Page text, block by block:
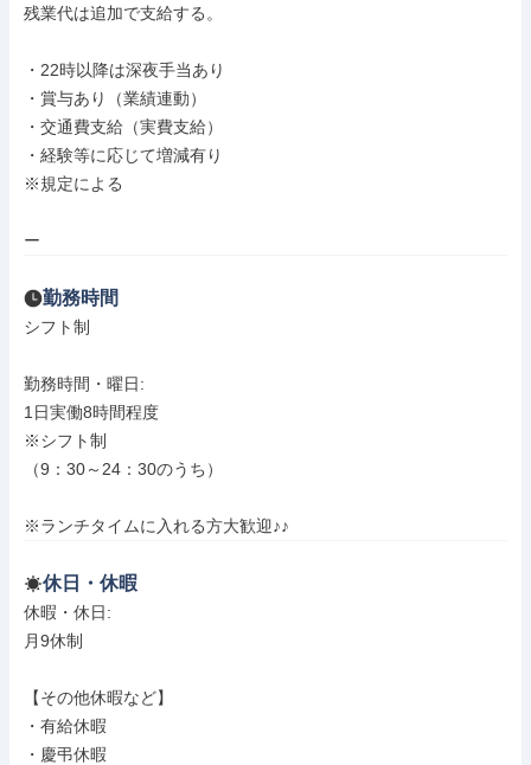
残業代は追加で支給する。
・22時以降は深夜手当あり
・賞与あり（業績連動）
・交通費支給（実費支給）
・経験等に応じて増減有り
※規定による
ー
勤務時間
シフト制
勤務時間・曜日:
1日実働8時間程度
※シフト制
（9：30～24：30のうち）
※ランチタイムに入れる方大歓迎♪♪
休日・休暇
休暇・休日:
月9休制
【その他休暇など】
・有給休暇
・慶弔休暇